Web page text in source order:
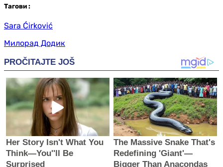
Тагови :
Sara Ćirković
Милорад Додик